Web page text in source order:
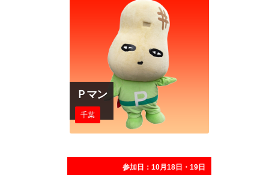
Ｐマン
千葉
参加日：10月18日・19日